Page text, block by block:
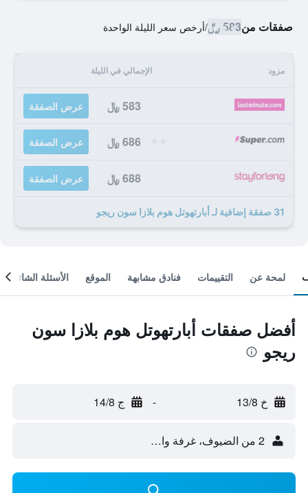
صفقات من583 ﷼ /أرخص سعر الليلة الواحدة
مزود الإجمالي في الليلة
583 ﷼ عرض الصفقة
686 ﷼ عرض الصفقة
688 ﷼ عرض الصفقة
31 صفقة إضافية لـ أبارتهوتل هوم بلازا سون ريجو
لمحة عن التقييمات فنادق مشابهة الموقع الأسئلة الشائعة
أفضل صفقات أبارتهوتل هوم بلازا سون
ريجو
خ 13/8 - ج 14/8
2 من الضيوف، غرفة واحدة